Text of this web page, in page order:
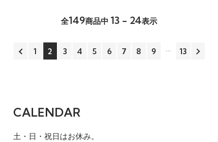
全149商品中 13 - 24表示
1 2 3 4 5 6 7 8 9 13
CALENDAR
土・日・祝日はお休み。